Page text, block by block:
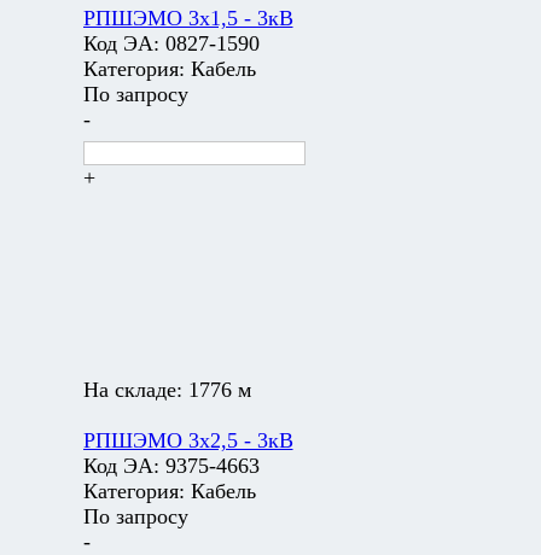
РПШЭМО 3х1,5 - 3кВ
Код ЭА: 0827-1590
Категория: Кабель
По запросу
-
+
На складе: 1776 м
РПШЭМО 3х2,5 - 3кВ
Код ЭА: 9375-4663
Категория: Кабель
По запросу
-